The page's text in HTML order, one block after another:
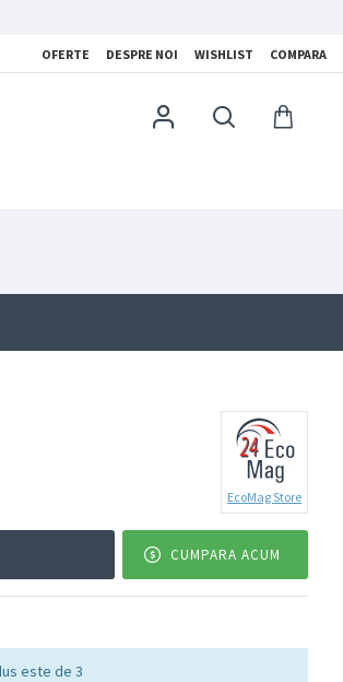
OFERTE DESPRE NOI WISHLIST COMPARA
EcoMag Store
CUMPARA ACUM
este de 3